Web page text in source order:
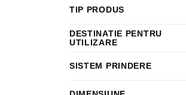
TIP PRODUS
DESTINATIE PENTRU
UTILIZARE
SISTEM PRINDERE